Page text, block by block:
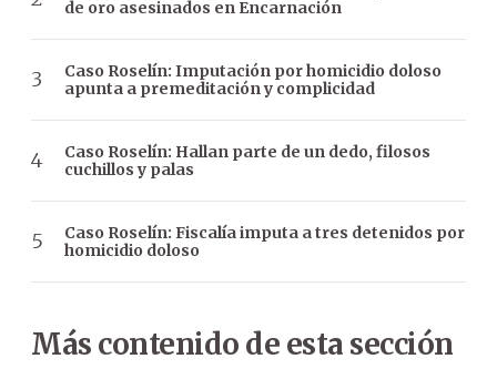
de oro asesinados en Encarnación
Caso Roselín: Imputación por homicidio doloso
apunta a premeditación y complicidad
Caso Roselín: Hallan parte de un dedo, filosos
cuchillos y palas
Caso Roselín: Fiscalía imputa a tres detenidos por
homicidio doloso
Más contenido de esta sección